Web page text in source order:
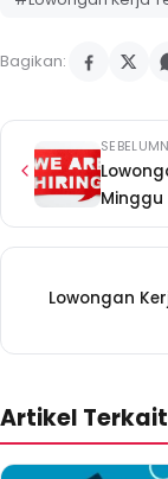
Bagikan:
Minggu
Lowongan
Artikel Terkait